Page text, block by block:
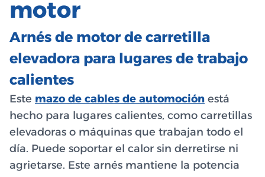
motor
Arnés de motor de carretilla
elevadora para lugares de trabajo
calientes
Este mazo de cables de automoción está
hecho para lugares calientes, como carretillas
elevadoras o máquinas que trabajan todo el
día. Puede soportar el calor sin derretirse ni
agrietarse. Este arnés mantiene la potencia